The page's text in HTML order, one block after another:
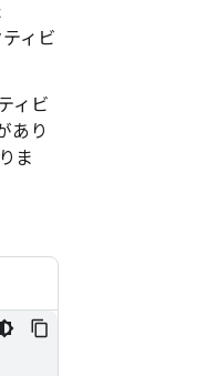
ィビ
ィビ
あり
ま